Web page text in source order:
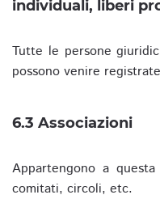
individuali, liberi
Tutte le persone
possono venire
6.3 Associazioni
Appartengono a
comitati, circoli, etc.